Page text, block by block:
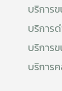
บริการ
บริการ
บริการ
บริการ